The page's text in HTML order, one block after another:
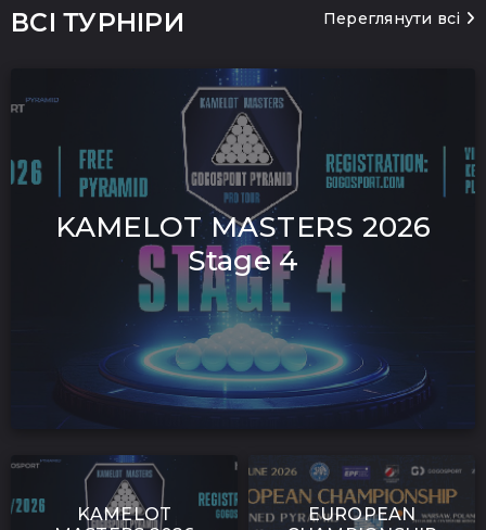
ВСІ ТУРНІРИ Переглянути всі
KAMELOT MASTERS 2026
Stage 4
KAMELOT
EUROPEAN